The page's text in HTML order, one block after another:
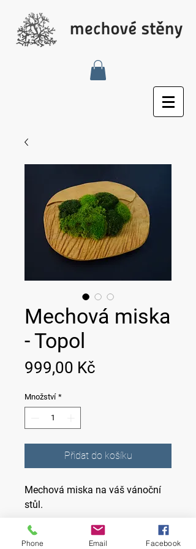
Mechová miska
- Topol
999,00 Kč
Množství *
Přidat do košíku
Mechová miska na váš vánoční
stůl.
Rozměr misky:32 x 25 x 3 cm, s
Phone Email Facebook